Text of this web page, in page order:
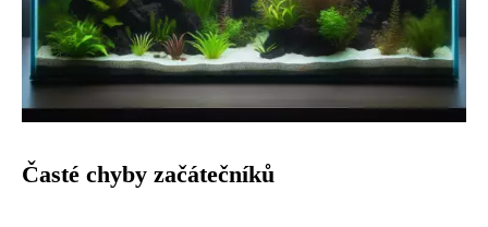
Časté chyby začátečníků